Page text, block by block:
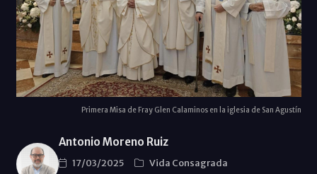
Primera Misa de Fray Glen Calaminos en la iglesia de San Agustín
Antonio Moreno Ruiz
17/03/2025
Vida Consagrada